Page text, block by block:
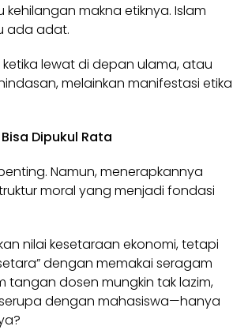
makna etiknya. Islam
ada adat.
lewat di depan ulama, atau
melainkan manifestasi etika
Dipukul Rata
Namun, menerapkannya
moral yang menjadi fondasi
nilai kesetaraan ekonomi, tetapi
dengan memakai seragam
tangan dosen mungkin tak lazim,
dengan mahasiswa—hanya